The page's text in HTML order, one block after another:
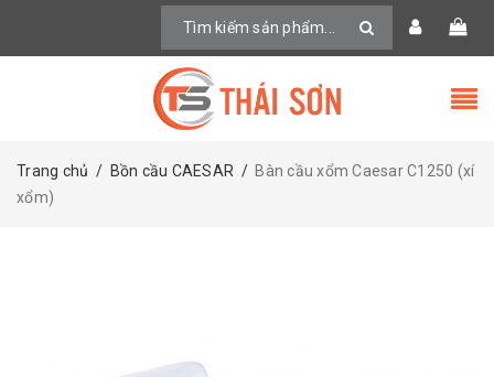
Trang chủ / Bồn cầu CAESAR / Bàn cầu xổm Caesar C1250 (xí
xổm)